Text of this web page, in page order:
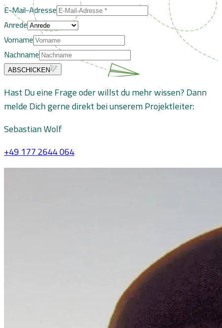
E-Mail-Adresse
Anrede
Vorname
Nachname
ABSCHICKEN
Hast Du eine Frage oder willst du mehr wissen? Dann
melde Dich gerne direkt bei unserem Projektleiter:
Sebastian Wolf
+49 177 2644 064